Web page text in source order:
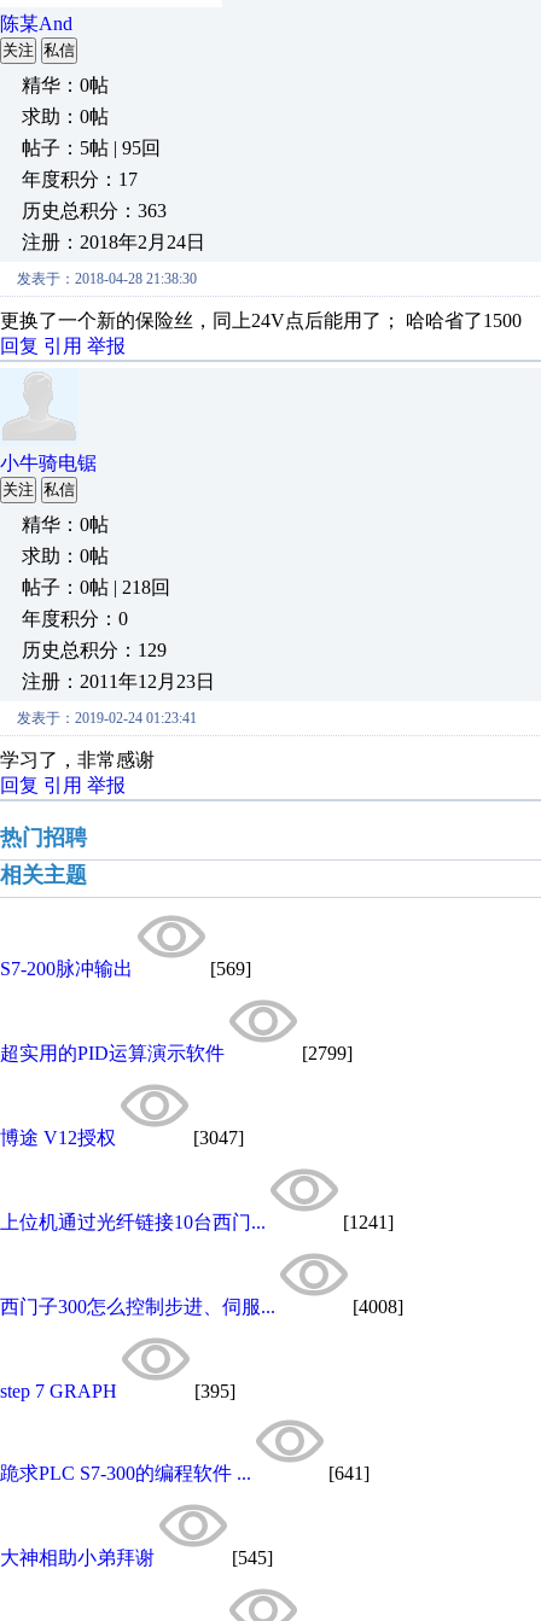
陈某And
关注 私信
精华：0帖
求助：0帖
帖子：5帖 | 95回
年度积分：17
历史总积分：363
注册：2018年2月24日
发表于：2018-04-28 21:38:30
更换了一个新的保险丝，同上24V点后能用了； 哈哈省了1500
回复 引用 举报
小牛骑电锯
关注 私信
精华：0帖
求助：0帖
帖子：0帖 | 218回
年度积分：0
历史总积分：129
注册：2011年12月23日
发表于：2019-02-24 01:23:41
学习了，非常感谢
回复 引用 举报
热门招聘
相关主题
S7-200脉冲输出 [569]
超实用的PID运算演示软件 [2799]
博途 V12授权 [3047]
上位机通过光纤链接10台西门... [1241]
西门子300怎么控制步进、伺服... [4008]
step 7 GRAPH [395]
跪求PLC S7-300的编程软件 ... [641]
大神相助小弟拜谢 [545]